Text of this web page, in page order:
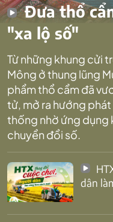
Đưa thổ
"xa lộ số"
Từ những khung cửi
Mông ở thung lũng
phẩm thổ cẩm đã
tử, mở ra hướng
thống nhờ ứng dụng
chuyển đổi số.
dân